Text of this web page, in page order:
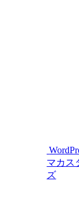
マカス
ズ